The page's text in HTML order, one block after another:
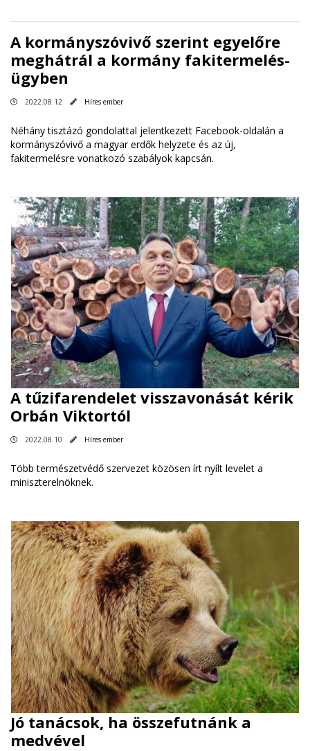
A kormányszóvivő szerint egyelőre
meghátrál a kormány fakitermelés-
ügyben
2022.08.12 Híres ember
Néhány tisztázó gondolattal jelentkezett Facebook-oldalán a
kormányszóvivő a magyar erdők helyzete és az új,
fakitermelésre vonatkozó szabályok kapcsán.
A tűzifarendelet visszavonását kérik
Orbán Viktortól
2022.08.10 Híres ember
Több természetvédő szervezet közösen írt nyílt levelet a
miniszterelnöknek.
Jó tanácsok, ha összefutnánk a
medvével